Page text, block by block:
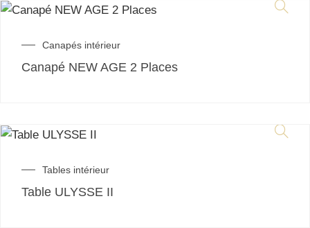
Canapés intérieur
Canapé NEW AGE 2 Places
Tables intérieur
Table ULYSSE II